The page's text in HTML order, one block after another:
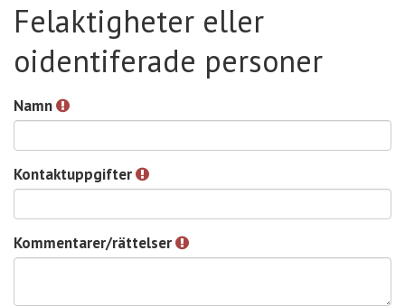
Felaktigheter eller
oidentiferade personer
Namn
Kontaktuppgifter
Kommentarer/rättelser